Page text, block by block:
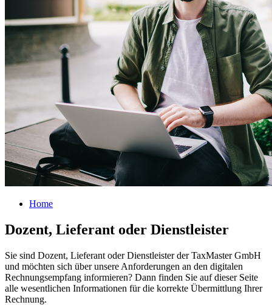
Home
Dozent, Lieferant oder Dienstleister
Sie sind Dozent, Lieferant oder Dienstleister der TaxMaster GmbH
und möchten sich über unsere Anforderungen an den digitalen
Rechnungsempfang informieren? Dann finden Sie auf dieser Seite
alle wesentlichen Informationen für die korrekte Übermittlung Ihrer
Rechnung.